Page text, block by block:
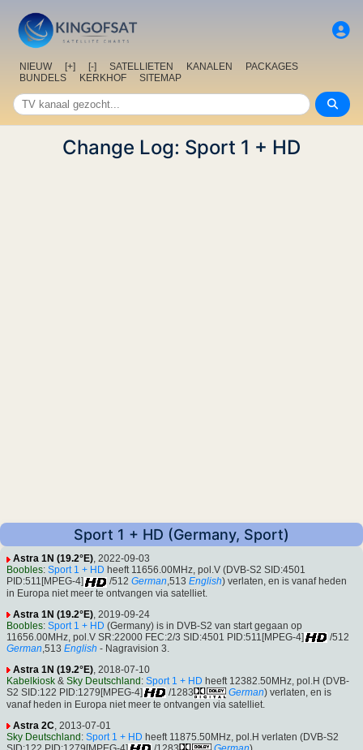
NIEUW [+] [-] SATELLIETEN KANALEN
PACKAGES
BUNDELS
KERKHOF SITEMAP
Change Log: Sport 1 + HD
Sport 1 + HD (Germany, Sport)
Astra 1N (19.2°E), 2022-09-03
Boobles: Sport 1 + HD heeft 11656.00MHz, pol.V (DVB-S2 SID:4501
PID:511[MPEG-4]
/512 German,513 English) verlaten, en is vanaf heden
in Europa niet meer te ontvangen via satelliet.
Astra 1N (19.2°E) , 2019-09-24
Boobles: Sport 1 + HD (Germany) is in DVB-S2 van start gegaan op
11656.00MHz, pol.V SR:22000 FEC:2/3 SID:4501 PID:511[MPEG-4]
/512
German,513 English - Nagravision 3.
Astra 1N (19.2°E), 2018-07-10
Kabelkiosk & Sky Deutschland : Sport 1 + HD heeft 12382.50MHz, pol.H (DVB-
S2 SID:122 PID:1279[MPEG-4]
/1283 German) verlaten, en is
vanaf heden in Europa niet meer te ontvangen via satelliet.
Astra 2C , 2013-07-01
Sky Deutschland: Sport 1 + HD heeft 11875.50MHz, pol.H verlaten (DVB-S2